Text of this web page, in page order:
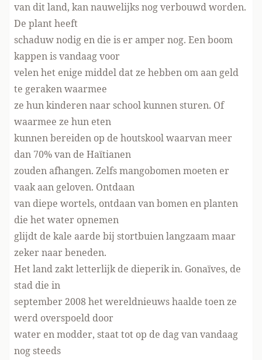
van dit land, kan nauwelijks nog verbouwd worden.
De plant heeft
schaduw nodig en die is er amper nog. Een boom
kappen is vandaag voor
velen het enige middel dat ze hebben om aan geld
te geraken waarmee
ze hun kinderen naar school kunnen sturen. Of
waarmee ze hun eten
kunnen bereiden op de houtskool waarvan meer
dan 70% van de Haïtianen
zouden afhangen. Zelfs mangobomen moeten er
vaak aan geloven. Ontdaan
van diepe wortels, ontdaan van bomen en planten
die het water opnemen
glijdt de kale aarde bij stortbuien langzaam maar
zeker naar beneden.
Het land zakt letterlijk de dieperik in. Gonaïves, de
stad die in
september 2008 het wereldnieuws haalde toen ze
werd overspoeld door
water en modder, staat tot op de dag van vandaag
nog steeds